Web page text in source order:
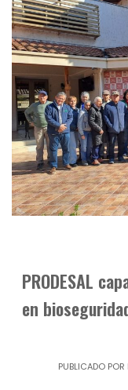
PRODESAL
en
PUBLICADO POR